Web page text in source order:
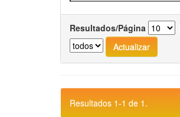
Resultados/Página
Resultados 1-1 de 1.